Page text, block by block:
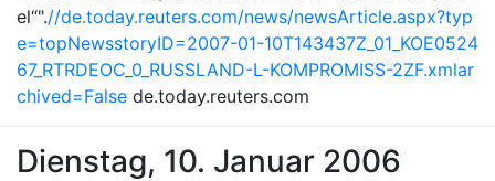
el“".//de.today.reuters.com/news/newsArticle.aspx?typ
e=topNewsstoryID=2007-01-10T143437Z_01_KOE0524
67_RTRDEOC_0_RUSSLAND-L-KOMPROMISS-2ZF.xmlar
chived=False de.today.reuters.com
Dienstag, 10. Januar 2006